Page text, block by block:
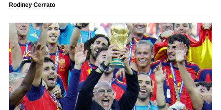
Rodiney Cerrato